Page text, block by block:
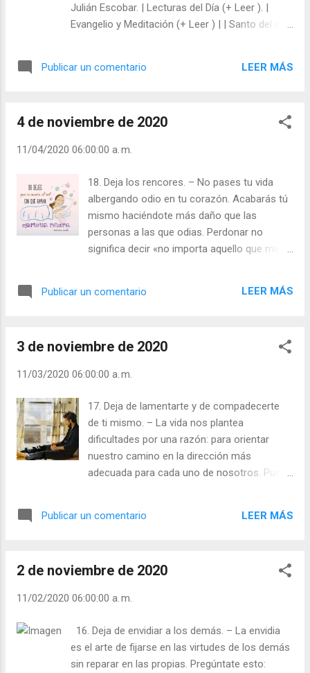
Julián Escobar. | Lecturas del Día (+ Leer ). |
Evangelio y Meditación (+ Leer ) | | Santo del día
Publicar un comentario LEER MÁS
4 de noviembre de 2020
11/04/2020 06:00:00 a. m.
18. Deja los rencores. – No pases tu vida
albergando odio en tu corazón. Acabarás tú
mismo haciéndote más daño que las
personas a las que odias. Perdonar no
significa decir «no importa aquello que me
El perdón es la respuesta… déjalo, encuentra
a ti mismo. Si tienes que hacerlo, perdónate
mejor la próxima vez. Julián Escobar. |
Meditación (+ Leer ) | | Santo del día (+ Leer
) | Laudes (+ Leer ) | Vísperas (+ Leer ) |
Publicar un comentario LEER MÁS
3 de noviembre de 2020
11/03/2020 06:00:00 a. m.
17. Deja de lamentarte y de compadecerte
de ti mismo. – La vida nos plantea
dificultades por una razón: para orientar
nuestro camino en la dirección más
adecuada para cada uno de nosotros. Puede
puede que sea duro pero, reflexiona sobre
condujeron a un lugar, una persona, estado
¡sonríe! Deja que todo el mundo sepa que
lo serás. Julián Escobar. | Lecturas del Día (+
Leer ). | Evangelio y Meditación (+ Leer ) | |
Publicar un comentario LEER MÁS
2 de noviembre de 2020
11/02/2020 06:00:00 a. m.
16. Deja de envidiar a los demás. – La envidia
es el arte de fijarse en las virtudes de los demás
sin reparar en las propias. Pregúntate esto: